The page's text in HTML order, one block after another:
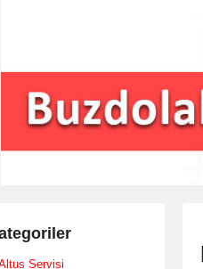
Servisi